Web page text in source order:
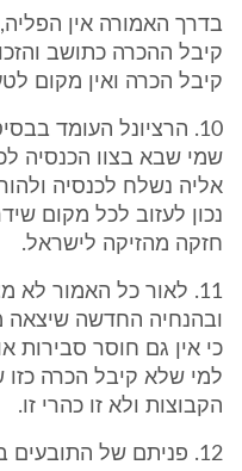
בדרך האמורה אין
קיבל ההכרה כתושב
קיבל הכרה ואין מקום
10. הרציונל העומד
שמי שבא בצוו הכנסיה
אליה נשלח לכנסיה
נכון לעזוב לכל מקום
חזקה מהזיקה לישראל.
11. לאור כל האמור לא
כי אין גם חוסר סבירות
למי שלא קיבל הכרה כזו
הקבוצות ולא זו כהרי זו.
12. פניתם של